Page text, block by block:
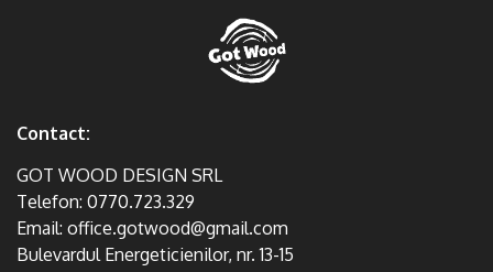
Contact:
GOT WOOD DESIGN SRL
Telefon: 0770.723.329
Email: office.gotwood@gmail.com
Bulevardul Energeticienilor, nr. 13-15